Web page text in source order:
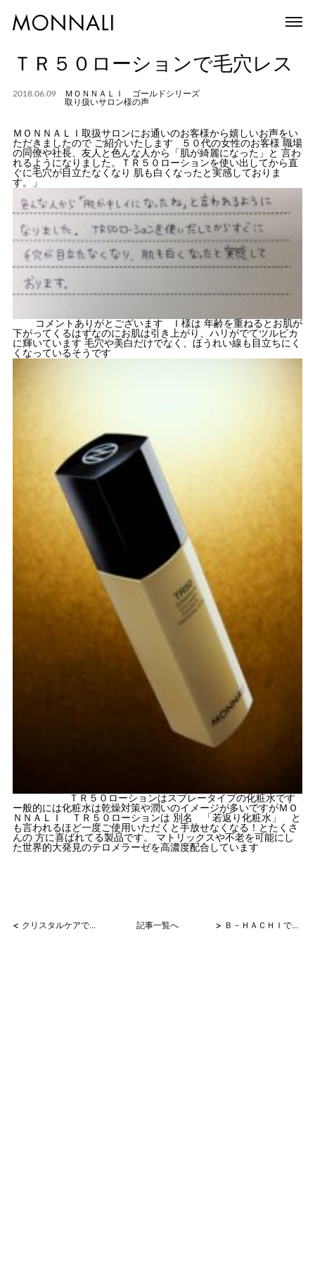
ＴＲ５０ローションで毛穴レス
2018.06.09
ＭＯＮＮＡＬＩ ゴールドシリーズ
取り扱いサロン様の声
ＭＯＮＮＡＬＩ取扱サロンにお通いのお客様から嬉しいお声をい
ただきましたので ご紹介いたします ５０代の女性のお客様 職場
の同僚や社長、友人と色んな人から「肌が綺麗になった」と
言わ
れるようになりました。ＴＲ５０ローションを使い出してから直
ぐに毛穴が目立たなくなり 肌も白くなったと実感しておりま
す。」
コメントありがとございます Ｉ様は 年齢を重ねるとお肌が
下がってくるはずなのにお肌は引き上がり、ハリがでてツルピカ
に輝いています 毛穴や美白だけでなく、ほうれい線も目立ちにく
くなっているそうです
ＴＲ５０ローションはスプレータイプの化粧水です
ー般的には化粧水は乾燥対策や潤いのイメージが多いですがＭＯ
ＮＮＡＬＩ ＴＲ５０ローションは 別名 「若返り化粧水」 と
も言われるほど一度ご使用いただくと手放せなくなる！とたくさ
んの 方に喜ばれてる製品です。 マトリックスや不老を可能にし
た世界的大発見のテロメラーゼを高濃度配合しています
< クリスタルケアでアンチエイジング小顔 記事一覧へ > Ｂ－ＨＡＣＨＩで不規則な食生活でも体形キープ